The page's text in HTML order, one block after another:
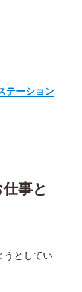
テーション
事と
うとしてい